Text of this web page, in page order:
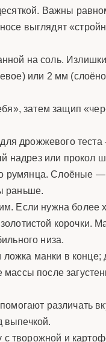
Важны
выглядят
на соль.
или 2 мм
затем защип
дрожжевого
или прокол
Слоёные
раньше.
Если нужна более
низа.
ложка манки в
после
различать
выпечкой.
творожной и